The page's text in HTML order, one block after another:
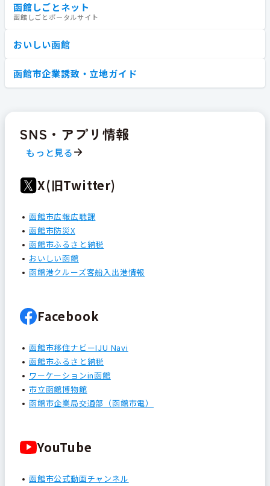
函館しごとネット
函館しごとポータルサイト
おいしい函館
函館市企業誘致・立地ガイド
SNS・アプリ情報
もっと見る
X(旧Twitter)
函館市広報広聴課
函館市防災X
函館市ふるさと納税
おいしい函館
函館港クルーズ客船入出港情報
Facebook
函館市移住ナビーIJU Navi
函館市ふるさと納税
ワーケーションin函館
市立函館博物館
函館市企業局交通部（函館市電）
YouTube
函館市公式動画チャンネル